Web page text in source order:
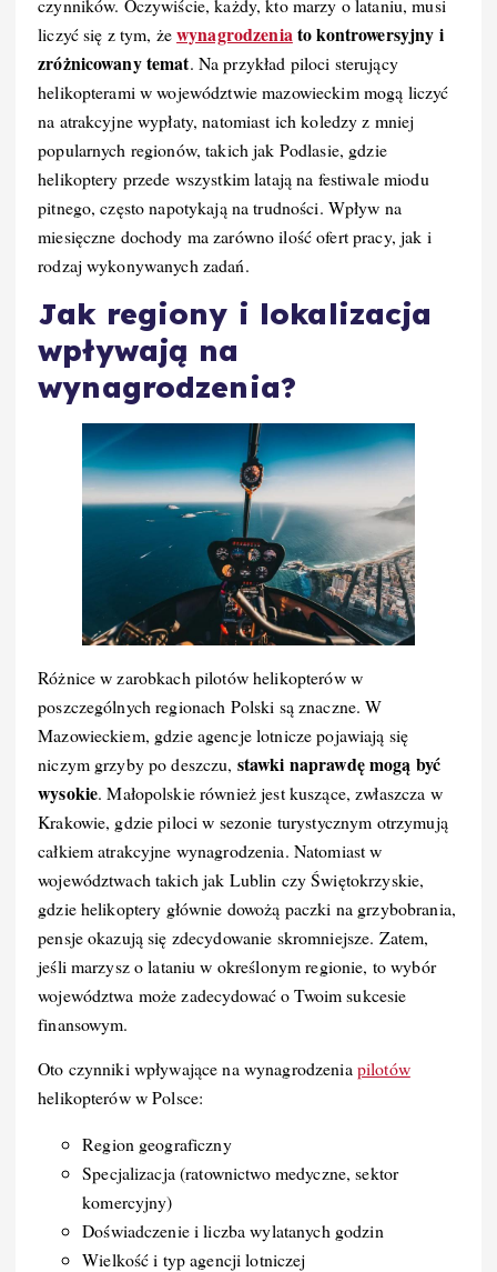
liczyć się z tym, żewynagrodzeniato kontrowersyjny i
zróżnicowany temat. Na przykład piloci sterujący
helikopterami w województwie mazowieckim mogą liczyć
na atrakcyjne wypłaty, natomiast ich koledzy z mniej
popularnych regionów, takich jak Podlasie, gdzie
helikoptery przede wszystkim latają na festiwale miodu
pitnego, często napotykają na trudności. Wpływ na
miesięczne dochody ma zarówno ilość ofert pracy, jak i
rodzaj wykonywanych zadań.
Jak regiony i lokalizacja
wpływają na
wynagrodzenia?
Różnice w zarobkach pilotów helikopterów w
poszczególnych regionach Polski są znaczne. W
Mazowieckiem, gdzie agencje lotnicze pojawiają się
niczym grzyby po deszczu, stawki naprawdę mogą być
wysokie. Małopolskie również jest kuszące, zwłaszcza w
Krakowie, gdzie piloci w sezonie turystycznym otrzymują
całkiem atrakcyjne wynagrodzenia. Natomiast w
województwach takich jak Lublin czy Świętokrzyskie,
gdzie helikoptery głównie dowożą paczki na grzybobrania,
pensje okazują się zdecydowanie skromniejsze. Zatem,
jeśli marzysz o lataniu w określonym regionie, to wybór
województwa może zadecydować o Twoim sukcesie
finansowym.
Oto czynniki wpływające na wynagrodzenia pilotów
helikopterów w Polsce:
Region geograficzny
Specjalizacja (ratownictwo medyczne, sektor
komercyjny)
Doświadczenie i liczba wylatanych godzin
Wielkość i typ agencji lotniczej